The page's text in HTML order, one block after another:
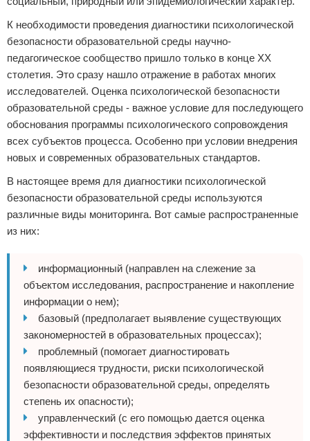
К необходимости проведения диагностики психологической
безопасности образовательной среды научно-
педагогическое сообщество пришло только в конце XX
столетия. Это сразу нашло отражение в работах многих
исследователей. Оценка психологической безопасности
образовательной среды - важное условие для последующего
обоснования программы психологического сопровождения
всех субъектов процесса. Особенно при условии внедрения
новых и современных образовательных стандартов.
В настоящее время для диагностики психологической
безопасности образовательной среды используются
различные виды мониторинга. Вот самые распространенные
из них:
информационный (направлен на слежение за
объектом исследования, распространение и накопление
информации о нем);
базовый (предполагает выявление существующих
закономерностей в образовательных процессах);
проблемный (помогает диагностировать
появляющиеся трудности, риски психологической
безопасности образовательной среды, определять
степень их опасности);
управленческий (с его помощью дается оценка
эффективности и последствия эффектов принятых